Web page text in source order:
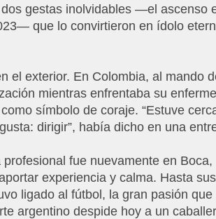
dos gestas inolvidables —el ascenso
que lo convirtieron en ídolo
el exterior. En Colombia, al mando
mientras enfrentaba su
símbolo de coraje. “Estuve
dirigir”, había dicho en una
profesional fue nuevamente en
experiencia y calma. Hasta
ligado al fútbol, la gran pasión
argentino despide hoy a un